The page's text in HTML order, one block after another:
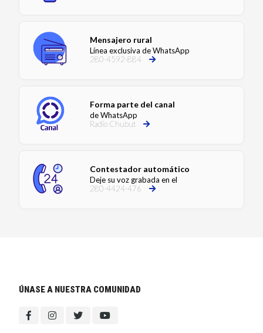
Mensajero rural
Línea exclusiva de WhatsApp
280-4592-884
Forma parte del canal
de WhatsApp
Radio Chubut
Contestador automático
Deje su voz grabada en el
280-4424-476
ÚNASE A NUESTRA COMUNIDAD